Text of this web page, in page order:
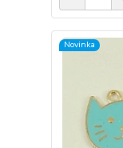
Novinka